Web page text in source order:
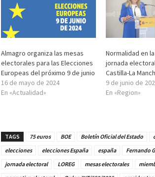
Almagro organiza las mesas
electorales para las Elecciones
Europeas del próximo 9 de junio
16 de mayo de 2024
En «Actualidad»
Normalidad en
jornada
Castilla-La
9 de junio de
En «Region»
TAGS 75 euros BOE Boletín Oficial del Estado
elecciones
elecciones España españa Fernando
jornada electoral
LOREG mesas electorales